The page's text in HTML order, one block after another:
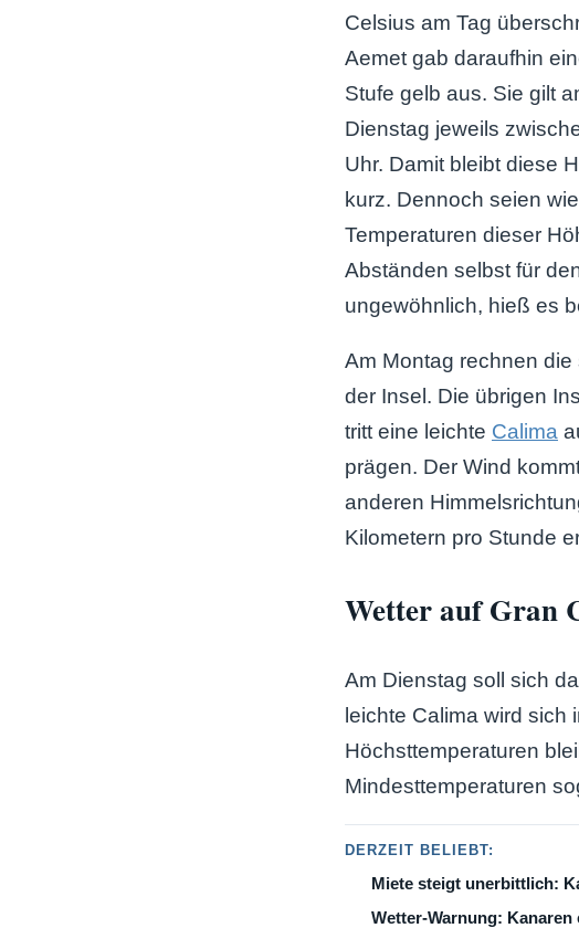
Celsius am Tag
Aemet gab daraufhin
Stufe gelb aus. Sie gilt
Dienstag jeweils
Uhr. Damit bleibt diese
kurz. Dennoch seien
Temperaturen dieser
Abständen selbst für
ungewöhnlich, hieß es
Am Montag rechnen
der Insel. Die übrigen
tritt eine leichte Calima
prägen. Der Wind
anderen
Kilometern pro Stunde
Wetter auf Gran
Am Dienstag soll sich
leichte Calima wird
Höchsttemperaturen
Mindesttemperaturen
DERZEIT BELIEBT:
Miete steigt unerbittlich:
Wetter-Warnung: